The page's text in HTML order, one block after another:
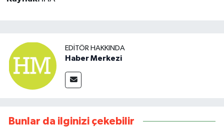
EDITÖR HAKKINDA
Haber Merkezi
Bunlar da ilginizi çekebilir